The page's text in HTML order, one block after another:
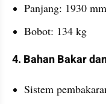
Panjang: 1930 mm
Bobot: 134 kg
4. Bahan Bakar
Sistem